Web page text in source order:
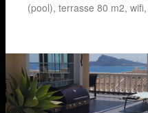
(pool), terrasse 80 m2,